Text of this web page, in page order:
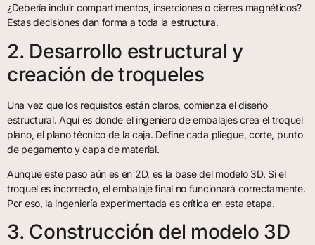
¿Debería incluir compartimentos, inserciones o cierres magnéticos?
Estas decisiones dan forma a toda la estructura.
2. Desarrollo estructural y
creación de troqueles
Una vez que los requisitos están claros, comienza el diseño
estructural. Aquí es donde el ingeniero de embalajes crea el troquel
plano, el plano técnico de la caja. Define cada pliegue, corte, punto
de pegamento y capa de material.
Aunque este paso aún es en 2D, es la base del modelo 3D. Si el
troquel es incorrecto, el embalaje final no funcionará correctamente.
Por eso, la ingeniería experimentada es crítica en esta etapa.
3. Construcción del modelo 3D